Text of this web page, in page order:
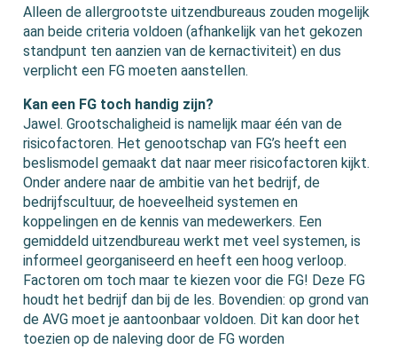
Alleen de allergrootste uitzendbureaus zouden mogelijk
aan beide criteria voldoen (afhankelijk van het gekozen
standpunt ten aanzien van de kernactiviteit) en dus
verplicht een FG moeten aanstellen.
Kan een FG toch handig zijn?
Jawel. Grootschaligheid is namelijk maar één van de
risicofactoren. Het genootschap van FG’s heeft een
beslismodel gemaakt dat naar meer risicofactoren kijkt.
Onder andere naar de ambitie van het bedrijf, de
bedrijfscultuur, de hoeveelheid systemen en
koppelingen en de kennis van medewerkers. Een
gemiddeld uitzendbureau werkt met veel systemen, is
informeel georganiseerd en heeft een hoog verloop.
Factoren om toch maar te kiezen voor die FG! Deze FG
houdt het bedrijf dan bij de les. Bovendien: op grond van
de AVG moet je aantoonbaar voldoen. Dit kan door het
toezien op de naleving door de FG worden